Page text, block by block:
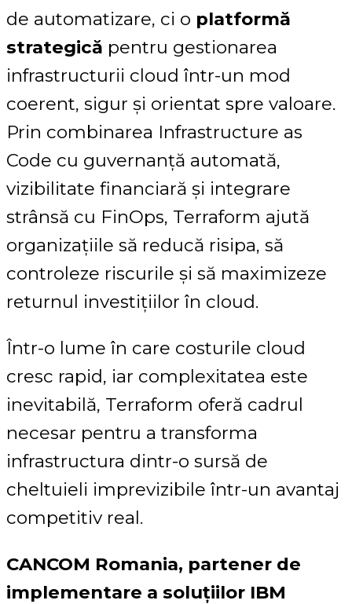
de automatizare, ci o platformă
strategică pentru gestionarea
infrastructurii cloud într-un mod
coerent, sigur și orientat spre valoare.
Prin combinarea Infrastructure as
Code cu guvernanță automată,
vizibilitate financiară și integrare
strânsă cu FinOps, Terraform ajută
organizațiile să reducă risipa, să
controleze riscurile și să maximizeze
returnul investițiilor în cloud.
Într-o lume în care costurile cloud
cresc rapid, iar complexitatea este
inevitabilă, Terraform oferă cadrul
necesar pentru a transforma
infrastructura dintr-o sursă de
cheltuieli imprevizibile într-un avantaj
competitiv real.
CANCOM Romania, partener de
implementare a soluțiilor IBM